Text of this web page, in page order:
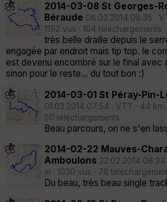
2014-03-08 St Georges-
Béraude 08.03.2014 08:35 ·
1192 vus · 104 téléchargements ·
très belle draille depuis le
engagée par endroit mais tip top. le
est devenu encombré sur le final avec
sinon pour le reste... du tout bon :)
2014-03-01 St Péray-Pin-
01.03.2014 07:54 · VTT · 44 km
50 téléchargements ·
Beau parcours, on ne s'en
2014-02-22 Mauves-
Amboulons 22.02.2014 08:34
m · 1030 vus · 78
Du beau, très beau single